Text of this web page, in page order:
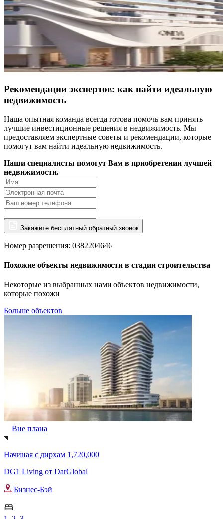
Рекомендации экспертов: как найти идеальную
недвижимость
Наша опытная команда всегда готова помочь вам принять
лучшие инвестиционные решения в недвижимость. Мы
предоставляем экспертные советы и рекомендации, которые
помогут вам найти идеальную недвижимость.
Наши специалисты помогут Вам в приобретении лучшей
недвижимости.
Закажите бесплатный обратный звонок
Номер разрешения: 0382204646
Похожие объекты недвижимости в стадии строительства
Некоторые из выбранных нами объектов недвижимости,
которые похожи
Больше объектов
Вне плана
Начиная с дирхам 1,720,000
DG1 Living от DarGlobal
Бизнес-Бэй